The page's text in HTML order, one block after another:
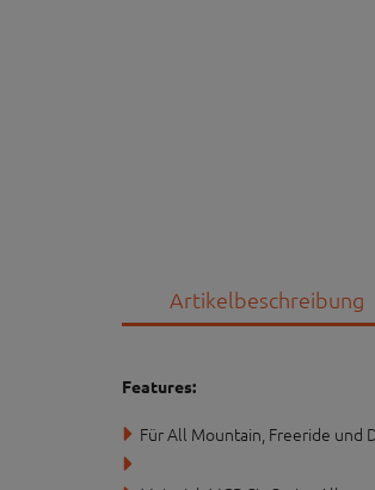
Artikelbeschreibung
Features:
Für All Mountain, Freeride und